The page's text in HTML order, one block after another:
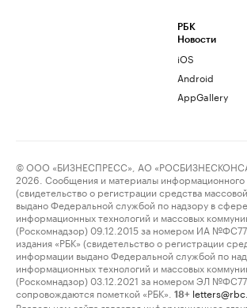
РБК
Новости
iOS
Android
AppGallery
© ООО «БИЗНЕСПРЕСС», АО
2026. Сообщения и материалы информационного
(свидетельство о регистрации средства
выдано Федеральной службой по надзору в сфере
информационных технологий и массовых
(Роскомнадзор) 09.12.2015 за номером ИА
издания «РБК» (свидетельство о регистрации
информации выдано Федеральной службой по
информационных технологий и массовых
(Роскомнадзор) 03.12.2021 за номером ЭЛ
сопровождаются пометкой «РБК».
18+